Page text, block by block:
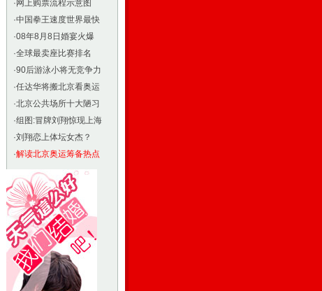
· 网上购票流程示意图
·中国拳王速度世界最快
·08年8月8日婚宴火爆
·全球最卖座比赛排名
·90后游泳小将无竞争力
·任达华将搬北京看奥运
·北京公共场所十大陋习
·组图:冒牌刘翔惊现上海
·刘翔恋上体坛女杰？
·解读北京奥运筹备热点